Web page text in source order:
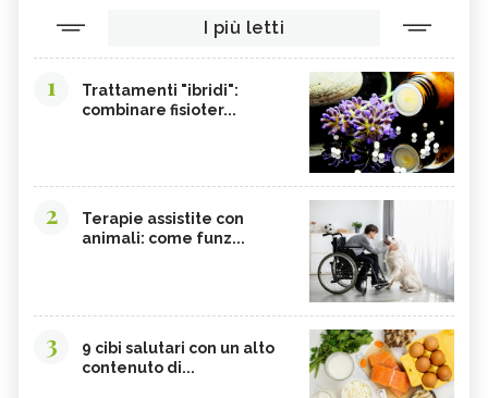
I più letti
1
Trattamenti "ibridi":
combinare fisioter...
2
Terapie assistite con
animali: come funz...
3
9 cibi salutari con un alto
contenuto di...